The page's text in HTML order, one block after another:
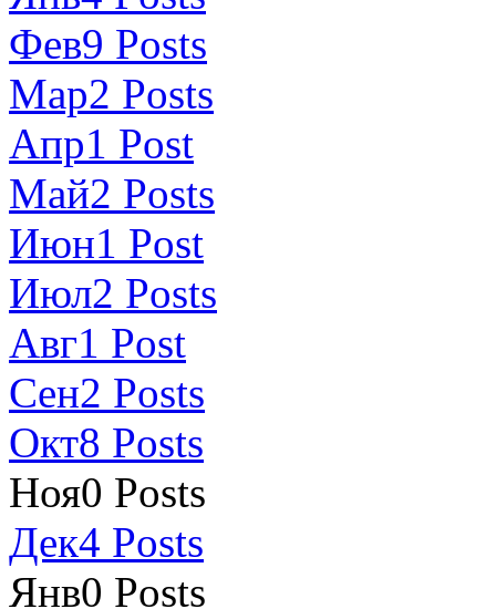
Фев9 Posts
Мар2 Posts
Апр1 Post
Май2 Posts
Июн1 Post
Июл2 Posts
Авг1 Post
Сен2 Posts
Окт8 Posts
Ноя0 Posts
Дек4 Posts
Янв0 Posts